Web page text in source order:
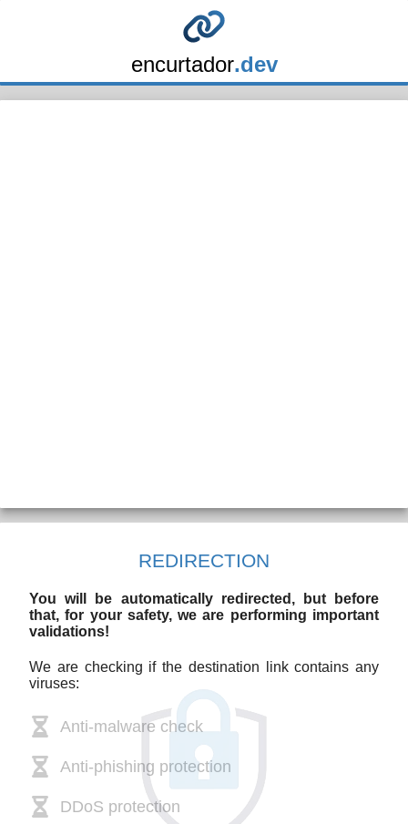
encurtador.dev
REDIRECTION
You will be automatically redirected, but before
that, for your safety, we are performing important
validations!
We are checking if the destination link contains any
viruses:
Anti-malware check
Anti-phishing protection
DDoS protection